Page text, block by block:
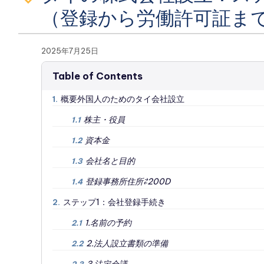
（登録から労働許可証ま
2025年7月25日
Table of Contents
1. 概要外国人のためのタイ会社設立
1.1 株主・役員
1.2 資本金
1.3 会社名と目的
1.4 登録事務所住所⇄200D
2. ステップ1：会社登録手続き
2.1 1.名前の予約
2.2 2.法人設立書類の準備